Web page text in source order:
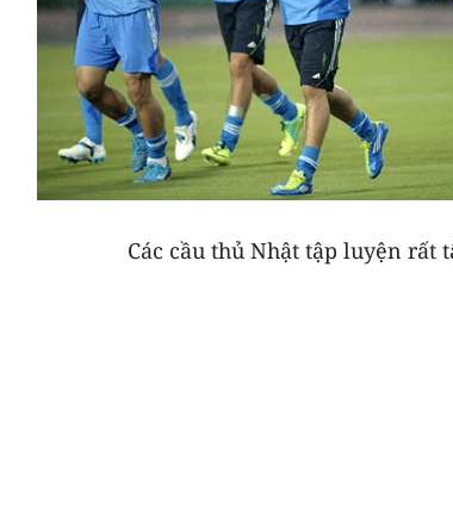
Các cầu thủ Nhật tập luyện rất